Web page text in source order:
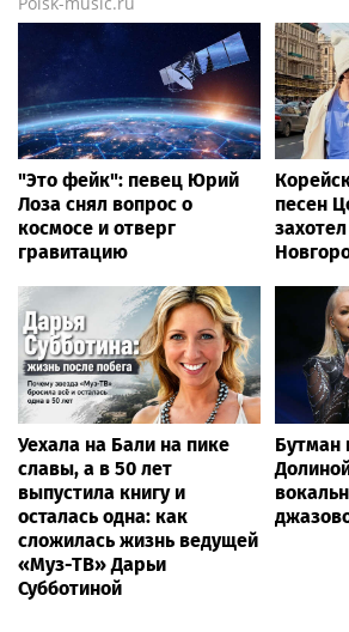
"Это фейк": певец Юрий
Лоза снял вопрос о
космосе и отверг
гравитацию
песен
Уехала на Бали на пике
славы, а в 50 лет
выпустила книгу и
осталась одна: как
сложилась жизнь ведущей
«Муз-ТВ» Дарьи
Субботиной
Бутман